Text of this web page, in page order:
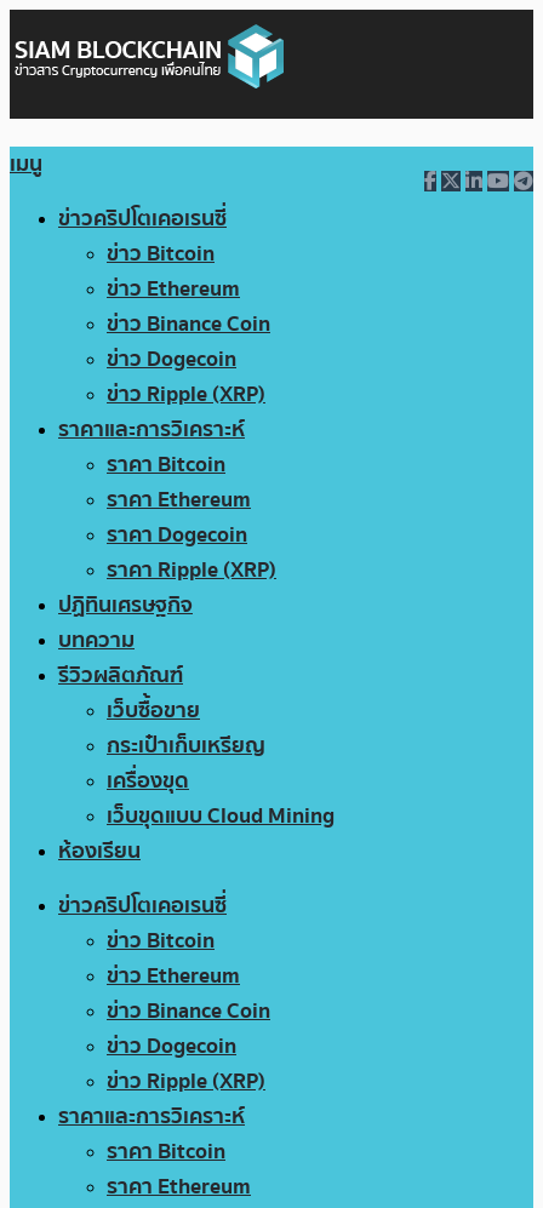
เมนู
ข่าวคริปโตเคอเรนซี่
ข่าว Bitcoin
ข่าว Ethereum
ข่าว Binance Coin
ข่าว Dogecoin
ข่าว Ripple (XRP)
ราคาและการวิเคราะห์
ราคา Bitcoin
ราคา Ethereum
ราคา Dogecoin
ราคา Ripple (XRP)
ปฏิทินเศรษฐกิจ
บทความ
รีวิวผลิตภัณฑ์
เว็บซื้อขาย
กระเป๋าเก็บเหรียญ
เครื่องขุด
เว็บขุดแบบ Cloud Mining
ห้องเรียน
ข่าวคริปโตเคอเรนซี่
ข่าว Bitcoin
ข่าว Ethereum
ข่าว Binance Coin
ข่าว Dogecoin
ข่าว Ripple (XRP)
ราคาและการวิเคราะห์
ราคา Bitcoin
ราคา Ethereum